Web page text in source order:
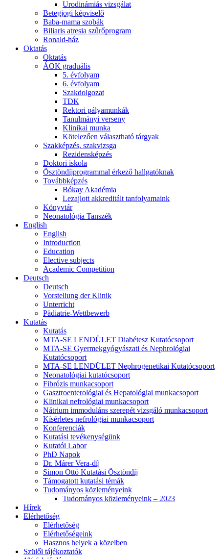
Urodinámiás vizsgálat
Betegjogi képviselő
Baba-mama szobák
Biliaris atresia szűrőprogram
Ronald-ház
Oktatás
Oktatás
ÁOK graduális
5. évfolyam
6. évfolyam
Szakdolgozat
TDK
Rektori pályamunkák
Tanulmányi verseny
Klinikai munka
Kötelezően választható tárgyak
Szakképzés, szakvizsga
Rezidensképzés
Doktori iskola
Ösztöndíjprogrammal érkező hallgatóknak
Továbbképzés
Bókay Akadémia
Lezajlott akkreditált tanfolyamaink
Könyvtár
Neonatológia Tanszék
English
English
Introduction
Education
Elective subjects
Academic Competition
Deutsch
Deutsch
Vorstellung der Klinik
Unterricht
Pädiatrie-Wettbewerb
Kutatás
Kutatás
MTA-SE LENDÜLET Diabétesz Kutatócsoport
MTA-SE Gyermekgyógyászati és Nephrológiai
Kutatócsoport
MTA-SE LENDÜLET Nephrogenetikai Kutatócsoport
Neonatológiai kutatócsoport
Fibrózis munkacsoport
Gasztroenterológiai és Hepatológiai munkacsoport
Klinikai nefrológiai munkacsoport
Nátrium immoduláns szerepét vizsgáló munkacsoport
Kísérletes nefrológiai munkacsoport
Konferenciák
Kutatási tevékenységünk
Kutatói Labor
PhD Napok
Dr. Márer Vera-díj
Simon Ottó Kutatási Ösztöndíj
Támogatott kutatási témák
Tudományos közleményeink
Tudományos közleményeink – 2023
Hírek
Elérhetőség
Elérhetőség
Elérhetőségeink
Hasznos helyek a közelben
Szülői tájékoztatók